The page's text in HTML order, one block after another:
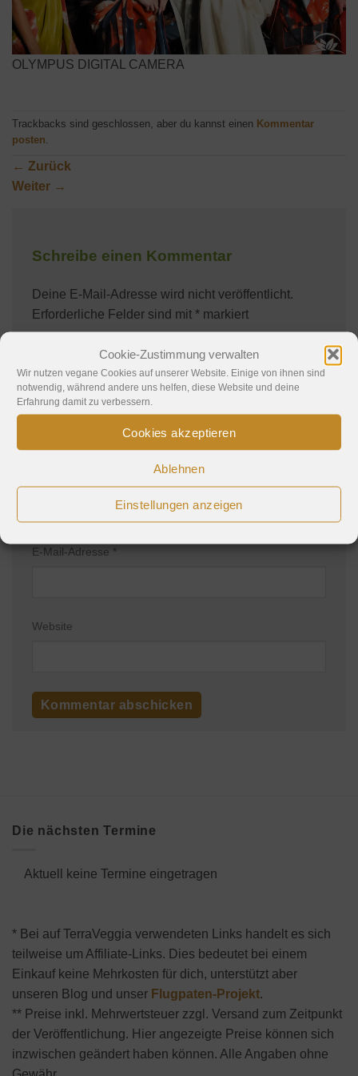
Cookie-Zustimmung verwalten
Wir nutzen vegane Cookies auf unserer Website. Einige von ihnen sind
notwendig, während andere uns helfen, diese Website und deine
Erfahrung damit zu verbessern.
Cookies akzeptieren
Ablehnen
Einstellungen anzeigen
OLYMPUS DIGITAL CAMERA
Trackbacks sind geschlossen, aber du kannst einen Kommentar
posten.
← Zurück
Weiter →
Schreibe einen Kommentar
Deine E-Mail-Adresse wird nicht veröffentlicht.
Erforderliche Felder sind mit * markiert
E-Mail-Adresse *
Website
Die nächsten Termine
Aktuell keine Termine eingetragen
* Bei auf TerraVeggia verwendeten Links handelt es sich
teilweise um Affiliate-Links. Dies bedeutet bei einem
Einkauf keine Mehrkosten für dich, unterstützt aber
unseren Blog und unser Flugpaten-Projekt.
** Preise inkl. Mehrwertsteuer zzgl. Versand zum Zeitpunkt
der Veröffentlichung. Hier angezeigte Preise können sich
inzwischen geändert haben können. Alle Angaben ohne